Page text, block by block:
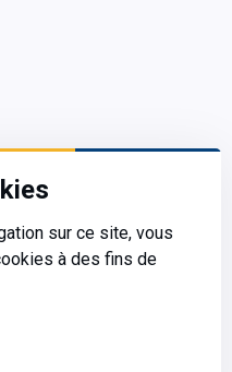
sur ce site, vous
à des fins de